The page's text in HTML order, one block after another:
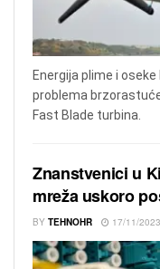
Energija plime i
problema
Fast Blade turbina.
Znanstvenici u
mreža uskoro
BY TEHNOHR 17/11/2023